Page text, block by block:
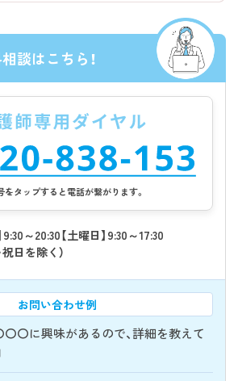
談はこちら！
をタップすると電話が繋がります。
9:30～20:30【土曜日】9:30～17:30
祝日を除く）
お問い合わせ例
〇〇に興味があるので、詳細を教えて